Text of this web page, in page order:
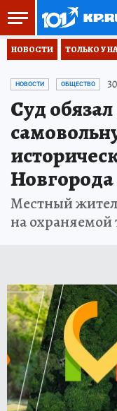
НОВОСТИ ТОЛЬКО У
НОВОСТИ ОБЩЕСТВО
Суд
Новгорода
Местный
на